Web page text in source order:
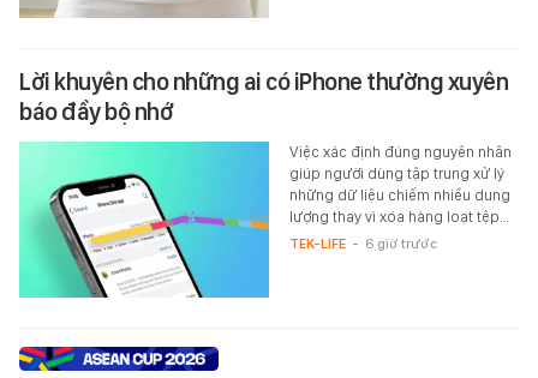
Lời khuyên cho những ai có iPhone thường xuyên
báo đầy bộ nhớ
Việc xác định đúng nguyên nhân
giúp người dùng tập trung xử lý
những dữ liệu chiếm nhiều dung
lượng thay vì xóa hàng loạt tệp…
TEK-LIFE - 6 giờ trước